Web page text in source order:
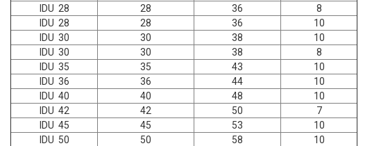
IDU 28
28 36
8
IDU 28
28 36
10
IDU 30
30 38
10
IDU 30
30 38
8
IDU 35
35 43
10
IDU 36
36 44
10
IDU 40
40 48
10
IDU 42
42 50
7
IDU 45
45 53
10
IDU 50
50 58
10